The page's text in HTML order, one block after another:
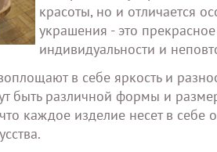
красоты, но и отличается
украшения - это
индивидуальности и
в себе яркость и
быть различной формы и
каждое изделие несет в себе